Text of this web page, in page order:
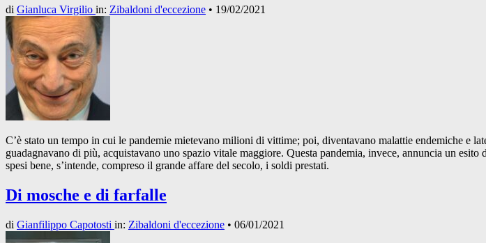
di Gianluca Virgilio in: Zibaldoni d'eccezione • 19/02/2021
C’è stato un tempo in cui le pandemie mietevano milioni di vittime; poi, diventavano malattie endemiche e
guadagnavano di più, acquistavano uno spazio vitale maggiore. Questa pandemia, invece, annuncia un
spesi bene, s’intende, compreso il grande affare del secolo, i soldi prestati.
Di mosche e di farfalle
di Gianfilippo Capotosti in: Zibaldoni d'eccezione • 06/01/2021